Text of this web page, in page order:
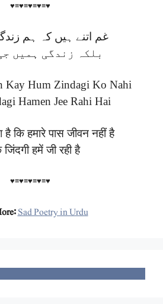
♥≡♥≡♥≡♥≡♥
غم اتنے ہیں کہ ہم
بلکہ زندگی ہمیں
Kay Hum Zindagi Ko Nahi
Hamen Jee Rahi Hai
कि हमारे पास जीवन नहीं है
जिंदगी हमें जी रही है
♥≡♥≡♥≡♥≡♥
Sad Poetry in Urdu